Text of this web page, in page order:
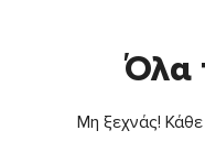
Όλα
Μη ξεχνάς!